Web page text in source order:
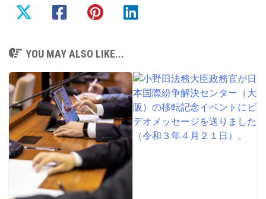
YOU MAY ALSO LIKE...